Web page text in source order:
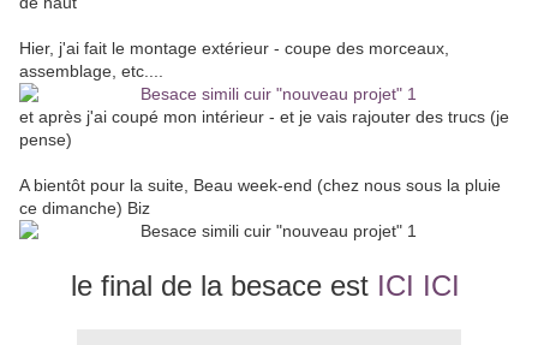
Hier, j'ai fait le montage extérieur - coupe des morceaux,
assemblage, etc....
et après j'ai coupé mon intérieur - et je vais rajouter des trucs (je
pense)
A bientôt pour la suite, Beau week-end (chez nous sous la pluie
ce dimanche) Biz
le final de la besace estICI ICI